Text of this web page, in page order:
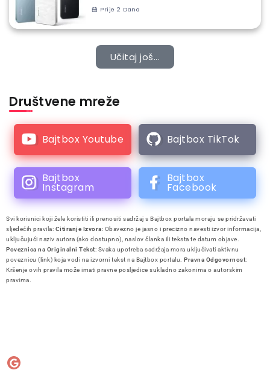
Prije 2 Dana
Učitaj još...
Društvene mreže
Bajtbox Youtube Bajtbox TikTok
Bajtbox
Instagram
Bajtbox
Facebook
Svi korisnici koji žele koristiti ili prenositi sadržaj s Bajtbox portala moraju se pridržavati
sljedećih pravila: Citiranje Izvora: Obavezno je jasno i precizno navesti izvor informacija,
uključujući naziv autora (ako dostupno), naslov članka ili teksta te datum objave.
Poveznica na Originalni Tekst: Svaka upotreba sadržaja mora uključivati aktivnu
poveznicu (link) koja vodi na izvorni tekst na Bajtbox portalu. Pravna Odgovornost:
Kršenje ovih pravila može imati pravne posljedice sukladno zakonima o autorskim
pravima.